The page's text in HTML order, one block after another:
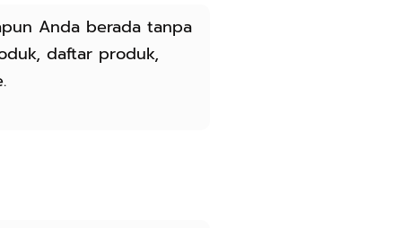
Anda berada tanpa
daftar produk,